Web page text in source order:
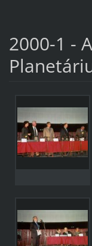
2000-1 -